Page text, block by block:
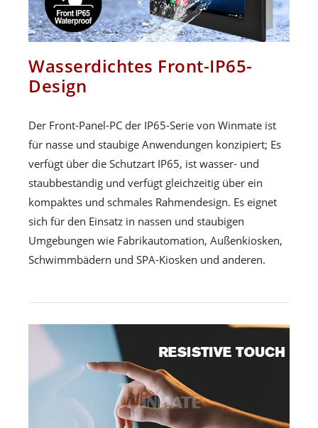
Wasserdichtes Front-IP65-
Design
Der Front-Panel-PC der IP65-Serie von Winmate ist
für nasse und staubige Anwendungen konzipiert; Es
verfügt über die Schutzart IP65, ist wasser- und
staubbeständig und verfügt gleichzeitig über ein
kompaktes und schmales Rahmendesign. Es eignet
sich für den Einsatz in nassen und staubigen
Umgebungen wie Fabrikautomation, Außenkiosken,
Schwimmbädern und SPA-Kiosken und anderen.